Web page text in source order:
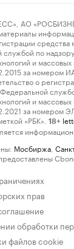
АО
по
и
за номером
о
и
за номером
«РБК».
18+
Мосбиржа
прав
обработки
файлов cookie